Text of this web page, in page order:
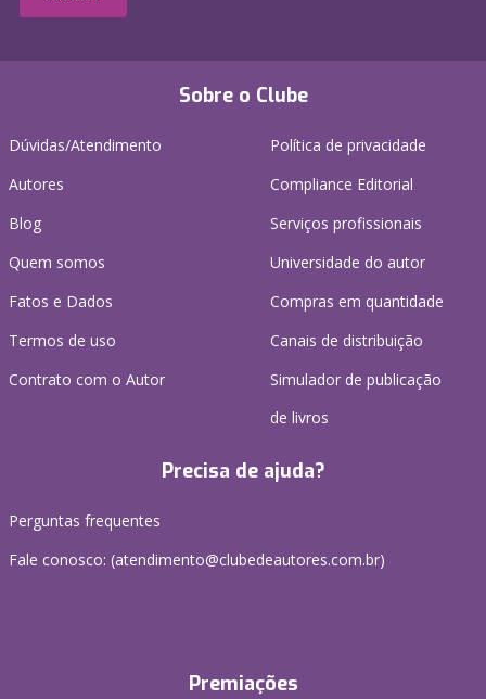
Sobre o Clube
Dúvidas/Atendimento
Autores
Blog
Quem somos
Fatos e Dados
Termos de uso
Contrato com o Autor
Política de privacidade
Compliance Editorial
Serviços profissionais
Universidade do autor
Compras em quantidade
Canais de distribuição
Simulador de publicação
de livros
Precisa de ajuda?
Perguntas frequentes
Fale conosco: (atendimento@clubedeautores.com.br)
Premiações